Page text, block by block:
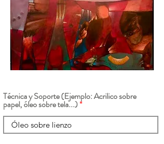
Técnica y Soporte (Ejemplo: Acrilico sobre
papel, óleo sobre tela...)